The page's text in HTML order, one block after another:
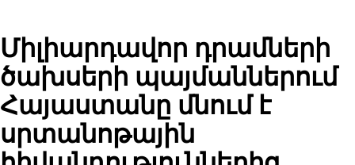
Միլիարդավոր դրամների
ծախսերի պայմաններում
Հայաստանը մնում է
սրտանոթային